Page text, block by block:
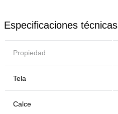
Especificaciones técnicas
Propiedad
Tela
Calce